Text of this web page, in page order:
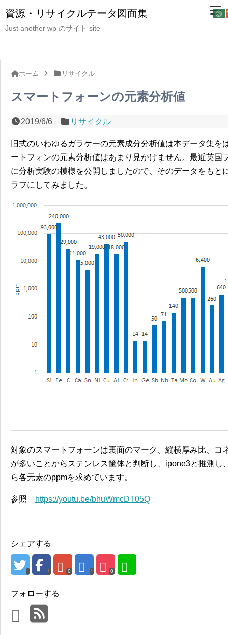
資源・リサイクルテータ図面集
Just another wp のサイト site
ホーム リサイクル
スマートフォーンの元素分析値
2019/6/6 リサイクル
旧式のいわゆるガラケーの元素成分分析値は本データ集
ートフォンの元素分析値はあまり見かけません。最近英国
に分析実験の模様を公開しましたので、そのデータをもと
ラフにしてみました。
対象のスマートフォーンは裏面のマーク、縦横厚み比、コ
が多いことからステンレス筐体と判断し、ipone3と推測し
ら各元素のppmを求めています。
参照 https://youtu.be/bhuWmcDT05Q
シェアする
0 0
フォローする